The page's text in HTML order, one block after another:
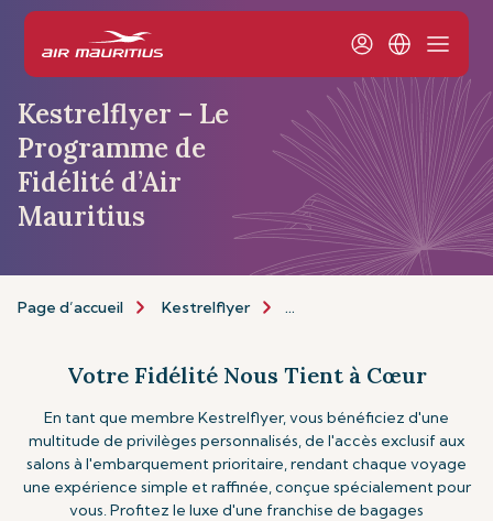
Kestrelflyer – Le
Programme de
Fidélité d’Air
Mauritius
Page d’accueil Kestrelflyer À propos de Kestrelflyer
Votre Fidélité Nous Tient à Cœur
En tant que membre Kestrelflyer, vous bénéficiez d'une
multitude de privilèges personnalisés, de l'accès exclusif aux
salons à l'embarquement prioritaire, rendant chaque voyage
une expérience simple et raffinée, conçue spécialement pour
vous. Profitez le luxe d'une franchise de bagages